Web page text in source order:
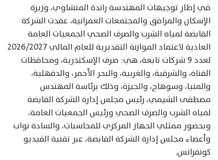
في إطار توجيهات المهندسة راندة المنشاوي، وزيرة
الإسكان والمرافق والمجتمعات العمرانية، عقدت الشركة
القابضة لمياه الشرب والصرف الصحي الجمعيات العامة
العادية لاعتماد الموازنة التقديرية للعام المالي 2026/2027
لعدد 9 شركات تابعة، هي: صرف الإسكندرية، ومحافظات
القناة، والشرقية، والغربية، والبحر الأحمر، والدقهلية،
والمنيا، وسوهاج، والجيزة، وذلك برئاسة المهندس
مصطفى الشيمي، رئيس مجلس إدارة الشركة القابضة
لمياه الشرب والصرف الصحي ورئيس الجمعيات العامة،
وبحضور ممثلي الجهاز المركزي للمحاسبات، والسادة نواب
وأعضاء مجلس إدارة الشركة القابضة، عبر تقنية الفيديو
كونفرانس.